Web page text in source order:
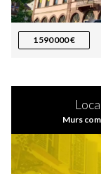
1 590 000 €
Murs